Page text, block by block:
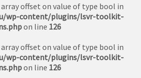
array offset on value of type bool in
wp-content/plugins/lsvr-toolkit-
on line 126
array offset on value of type bool in
wp-content/plugins/lsvr-toolkit-
on line 126